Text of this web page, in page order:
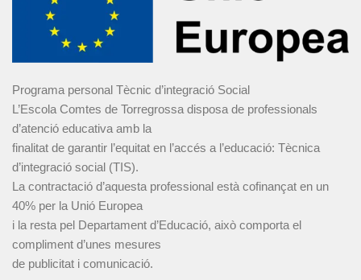
Programa personal Tècnic d’integració Social
L’Escola Comtes de Torregrossa disposa de professionals
d’atenció educativa amb la
finalitat de garantir l’equitat en l’accés a l’educació: Tècnica
d’integració social (TIS).
La contractació d’aquesta professional està cofinançat en un
40% per la Unió Europea
i la resta pel Departament d’Educació, això comporta el
compliment d’unes mesures
de publicitat i comunicació.